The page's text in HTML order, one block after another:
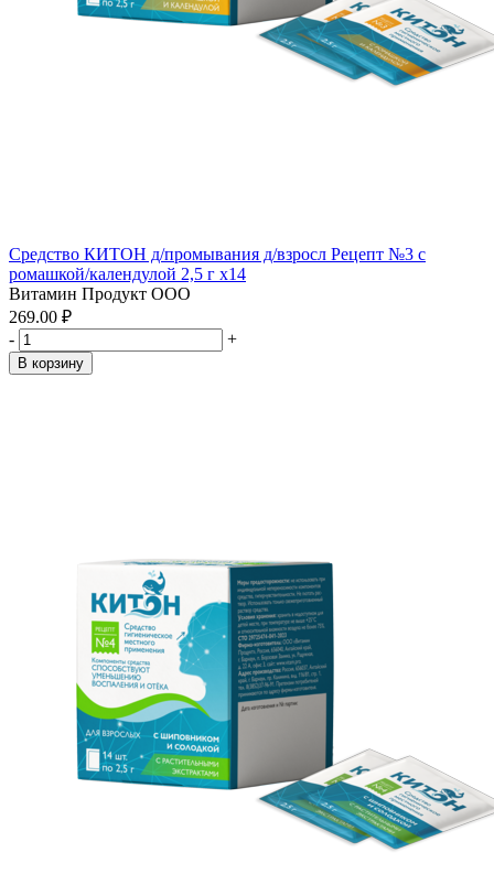
Средство КИТОН д/промывания д/взросл Рецепт №3 с
ромашкой/календулой 2,5 г x14
Витамин Продукт ООО
269.00 ₽
-
+
В корзину